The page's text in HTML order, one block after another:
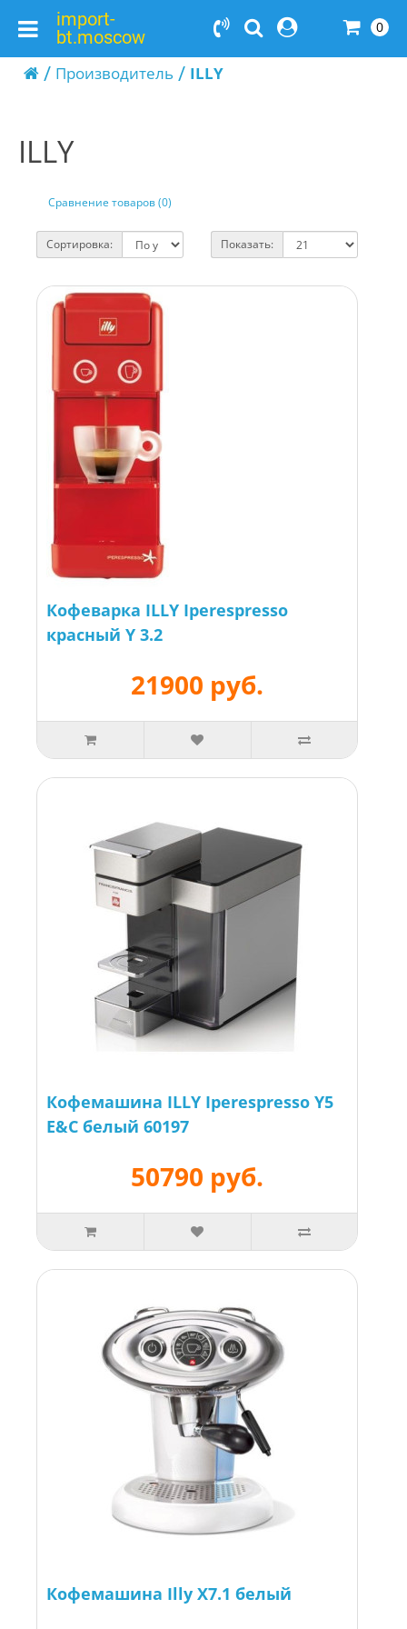
import-
bt.moscow
0
Производитель ILLY
ILLY
Сравнение товаров (0)
Сортировка: Показать:
Кофеварка ILLY Iperespresso
красный Y 3.2
21900 руб.
Кофемашина ILLY Iperespresso Y5
E&C белый 60197
50790 руб.
Кофемашина Illy X7.1 белый